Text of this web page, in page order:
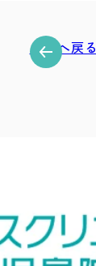
一覧へ戻る